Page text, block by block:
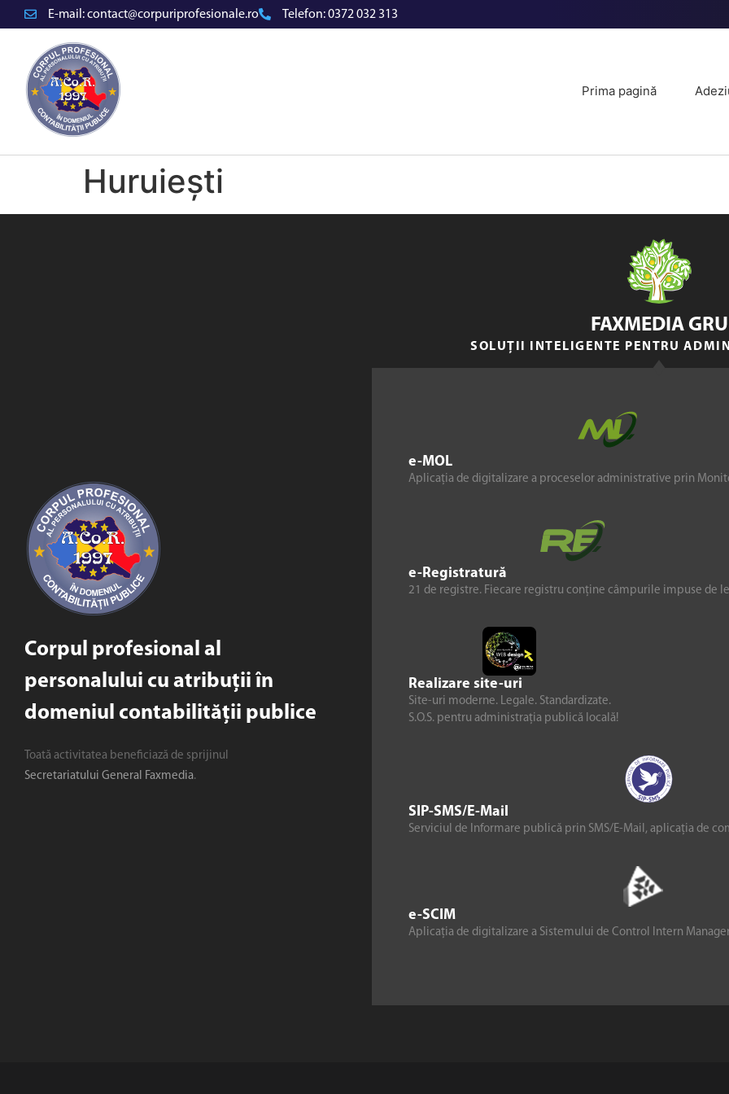
E-mail:contact@corpuriprofesionale.ro Telefon:0372 032 313
Prima pagină
Huruiești
Corpul profesional al
personalului cu atribuții în
domeniul contabilității publice
Toată activitatea beneficiază de sprijinul
Secretariatului General Faxmedia.
e-MOL
Aplicația de digitalizare a proceselor administrative prin
e-Registratură
21 de registre. Fiecare registru conține câmpurile impuse de
Realizare site-uri
Site-uri moderne. Legale. Standardizate.
S.O.S. pentru administrația publică locală!
SIP-SMS/E-Mail
Serviciul de Informare publică prin SMS/E-Mail, aplicația de
e-SCIM
Aplicația de digitalizare a Sistemului de Control Intern
FAXMEDIA
SOLUȚII INTELIGENTE PENTRU